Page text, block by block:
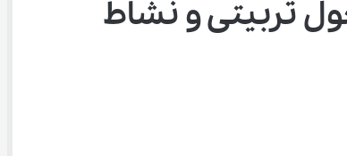
تحول تربیتی و نشاط